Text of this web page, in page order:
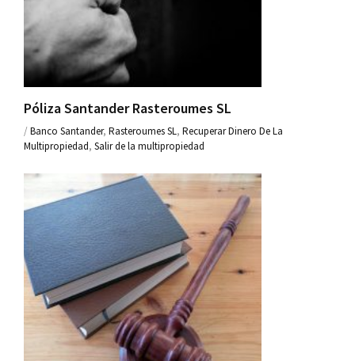
Póliza Santander Rasteroumes SL
/Banco Santander, Rasteroumes SL, Recuperar Dinero De La
Multipropiedad, Salir de la multipropiedad